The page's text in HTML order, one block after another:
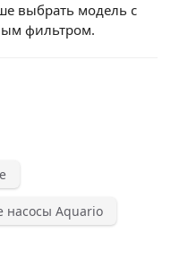
выбрать модель с
фильтром.
Aquario